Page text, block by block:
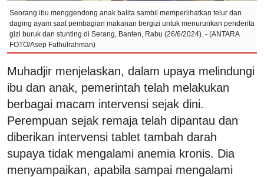
Seorang ibu menggendong anak balita sambil memperlihatkan telur dan
daging ayam saat pembagian makanan bergizi untuk menurunkan penderita
gizi buruk dan stunting di Serang, Banten, Rabu (26/6/2024). - (ANTARA
FOTO/Asep Fathulrahman)
Muhadjir menjelaskan, dalam upaya melindungi
ibu dan anak, pemerintah telah melakukan
berbagai macam intervensi sejak dini.
Perempuan sejak remaja telah dipantau dan
diberikan intervensi tablet tambah darah
supaya tidak mengalami anemia kronis. Dia
menyampaikan, apabila sampai mengalami